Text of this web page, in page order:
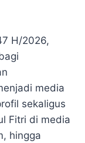
H/2026,
media
sekaligus
Fitri di media
hingga